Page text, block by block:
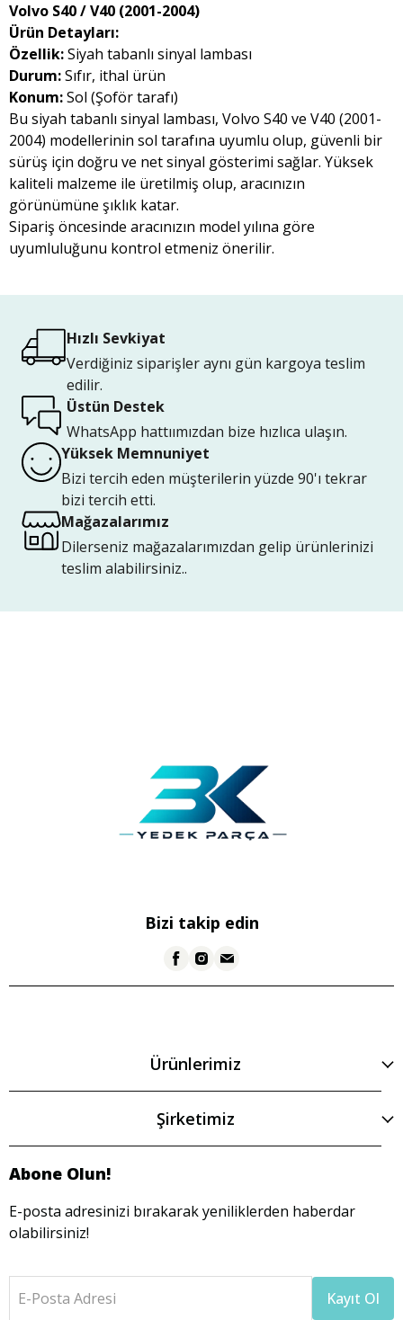
Volvo S40 / V40 (2001-2004)
Ürün Detayları:
Özellik:Siyah tabanlı sinyal lambası
Durum:Sıfır, ithal ürün
Konum:Sol (Şoför tarafı)
Bu siyah tabanlı sinyal lambası, Volvo S40 ve V40 (2001-
2004) modellerinin sol tarafına uyumlu olup, güvenli bir
sürüş için doğru ve net sinyal gösterimi sağlar. Yüksek
kaliteli malzeme ile üretilmiş olup, aracınızın
görünümüne şıklık katar.
Sipariş öncesinde aracınızın model yılına göre
uyumluluğunu kontrol etmeniz önerilir.
Hızlı Sevkiyat
Verdiğiniz siparişler aynı gün kargoya teslim
edilir.
Üstün Destek
WhatsApp hattıımızdan bize hızlıca ulaşın.
Yüksek Memnuniyet
Bizi tercih eden müşterilerin yüzde 90'ı tekrar
bizi tercih etti.
Mağazalarımız
Dilerseniz mağazalarımızdan gelip ürünlerinizi
teslim alabilirsiniz..
Bizi takip edin
Ürünlerimiz
Şirketimiz
Abone Olun!
E-posta adresinizi bırakarak yeniliklerden haberdar
olabilirsiniz!
E-Posta Adresi Kayıt Ol